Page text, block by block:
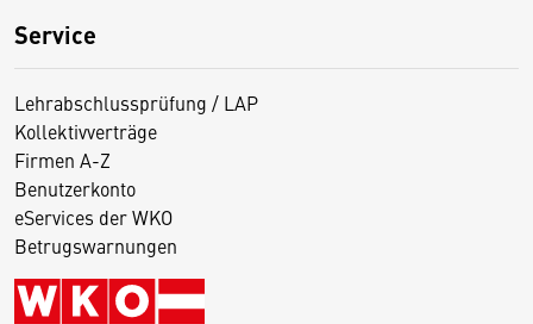
Service
Lehrabschlussprüfung / LAP
Kollektivverträge
Firmen A-Z
Benutzerkonto
eServices der WKO
Betrugswarnungen